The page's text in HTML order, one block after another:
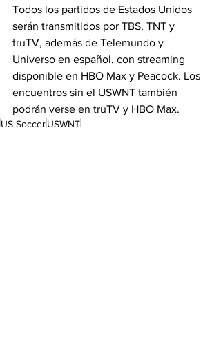
Todos los partidos de Estados Unidos
serán transmitidos por TBS, TNT y
truTV, además de Telemundo y
Universo en español, con streaming
disponible en HBO Max y Peacock. Los
encuentros sin el USWNT también
podrán verse en truTV y HBO Max.
US SoccerUSWNT